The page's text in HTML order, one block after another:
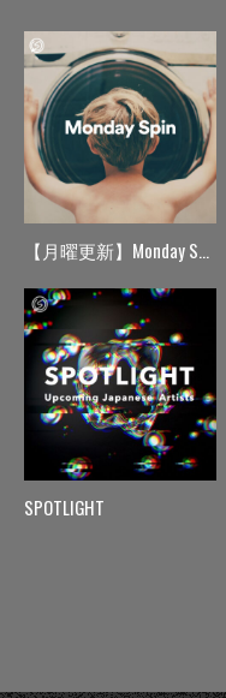
【月曜更新】Monday Spin
SPOTLIGHT